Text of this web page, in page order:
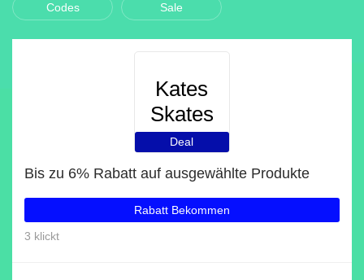
Codes Sale
Kates
Skates
Deal
Bis zu 6% Rabatt auf ausgewählte Produkte
Rabatt Bekommen
3 klickt